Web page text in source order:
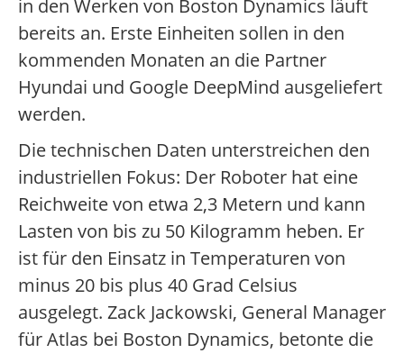
in den Werken von Boston Dynamics läuft
bereits an. Erste Einheiten sollen in den
kommenden Monaten an die Partner
Hyundai und Google DeepMind ausgeliefert
werden.
Die technischen Daten unterstreichen den
industriellen Fokus: Der Roboter hat eine
Reichweite von etwa 2,3 Metern und kann
Lasten von bis zu 50 Kilogramm heben. Er
ist für den Einsatz in Temperaturen von
minus 20 bis plus 40 Grad Celsius
ausgelegt. Zack Jackowski, General Manager
für Atlas bei Boston Dynamics, betonte die